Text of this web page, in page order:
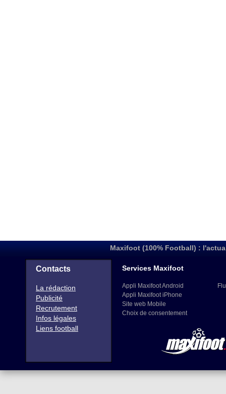
Maxifoot (100% Football) :
Contacts
La rédaction
Publicité
Recrutement
Infos légales
Liens football
Services Maxifoot
Appli Maxifoot Android
Appli Maxifoot iPhone
Site web Mobile
Choix de consentement